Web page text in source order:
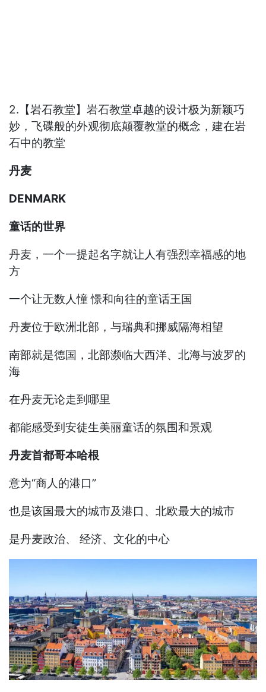
2.【岩石教堂】岩石教堂卓越的设计极为新颖巧
妙，飞碟般的外观彻底颠覆教堂的概念，建在岩
石中的教堂
丹麦
DENMARK
童话的世界
丹麦，一个一提起名字就让人有强烈幸福感的地
方
一个让无数人憧 憬和向往的童话王国
丹麦位于欧洲北部，与瑞典和挪威隔海相望
南部就是德国，北部濒临大西洋、北海与波罗的
海
在丹麦无论走到哪里
都能感受到安徒生美丽童话的氛围和景观
丹麦首都哥本哈根
意为“商人的港口”
也是该国最大的城市及港口、北欧最大的城市
是丹麦政治、 经济、文化的中心